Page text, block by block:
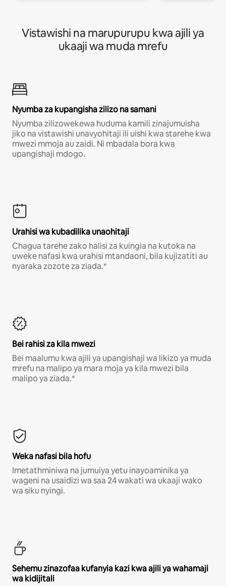
Vistawishi na marupurupu kwa ajili ya
ukaaji wa muda mrefu
Nyumba za kupangisha zilizo na samani
Nyumba zilizowekewa huduma kamili zinajumuisha
jiko na vistawishi unavyohitaji ili uishi kwa starehe kwa
mwezi mmoja au zaidi. Ni mbadala bora kwa
upangishaji mdogo.
Urahisi wa kubadilika unaohitaji
Chagua tarehe zako halisi za kuingia na kutoka na
uweke nafasi kwa urahisi mtandaoni, bila kujizatiti au
nyaraka zozote za ziada.*
Bei rahisi za kila mwezi
Bei maalumu kwa ajili ya upangishaji wa likizo ya muda
mrefu na malipo ya mara moja ya kila mwezi bila
malipo ya ziada.*
Weka nafasi bila hofu
Imetathminiwa na jumuiya yetu inayoaminika ya
wageni na usaidizi wa saa 24 wakati wa ukaaji wako
wa siku nyingi.
Sehemu zinazofaa kufanyia kazi kwa ajili ya wahamaji
wa kidijitali